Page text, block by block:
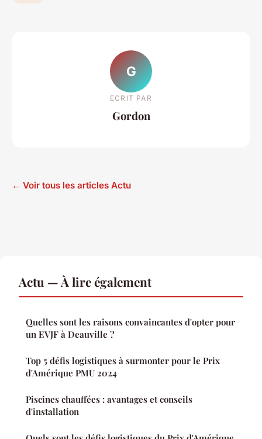
G
ECRIT PAR
Gordon
← Voir tous les articles Actu
Actu — À lire également
Quelles sont les raisons convaincantes d'opter pour
un EVJF à Deauville ?
Top 5 défis logistiques à surmonter pour le Prix
d'Amérique PMU 2024
Piscines chauffées : avantages et conseils
d'installation